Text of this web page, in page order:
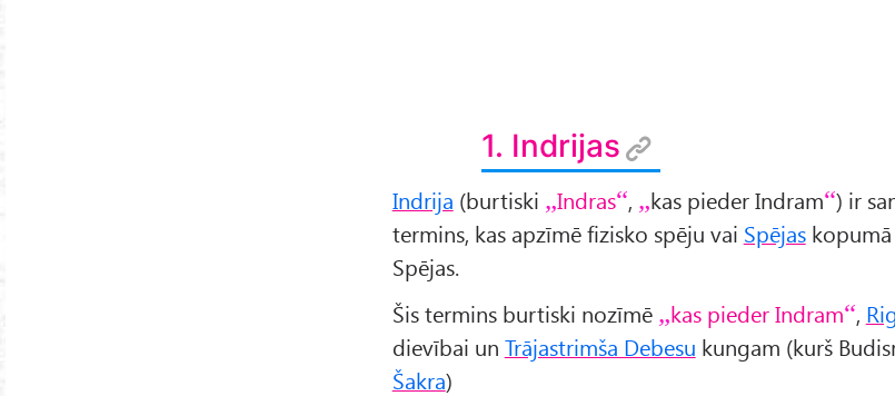
1. Indrijas
Indrija (burtiski Indras , kas pieder Indram ) ir
termins, kas apzīmē fizisko spēju vai Spējaskopumā
Spējas.
Šis termins burtiski nozīmē
kas pieder Indram ,
dievībai un Trājastrimša Debesu kungam (kurš
Šakra)